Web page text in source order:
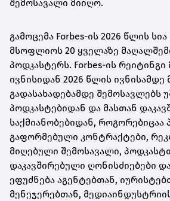
შემოსავალი მიიღო.
გამოცემა Forbes-ის 2026 წლის
მსოფლიოს 20 ყველაზე
პოდკასტერს. Forbes-ის რეიტინგი
ივნისიდან 2026 წლის
გადასახადებამდე შემოსავლებს
პოდკასტებიდან და მასთან
საქმიანობებიდან,
გაფორმებული კონტრაქტები,
მიღებული შემოსავალი,
დაკავშირებული ღონისძიებები
ეფუძნება აგენტებთან,
მენეჯერებთან,